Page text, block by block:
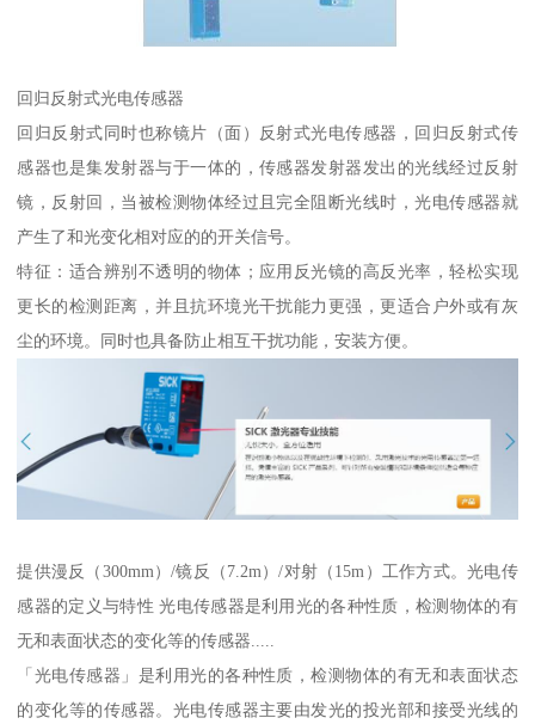
回归反射式光电传感器
回归反射式同时也称镜片（面）反射式光电传感器，回归反射式传
感器也是集发射器与于一体的，传感器发射器发出的光线经过反射
镜，反射回，当被检测物体经过且完全阻断光线时，光电传感器就
产生了和光变化相对应的的开关信号。
特征：适合辨别不透明的物体；应用反光镜的高反光率，轻松实现
更长的检测距离，并且抗环境光干扰能力更强，更适合户外或有灰
尘的环境。同时也具备防止相互干扰功能，安装方便。
提供漫反（300mm）/镜反（7.2m）/对射（15m）工作方式。光电传
感器的定义与特性 光电传感器是利用光的各种性质，检测物体的有
无和表面状态的变化等的传感器.....
「光电传感器」是利用光的各种性质，检测物体的有无和表面状态
的变化等的传感器。光电传感器主要由发光的投光部和接受光线的